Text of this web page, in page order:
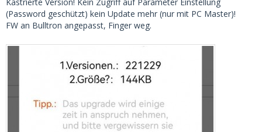
(Password geschützt) kein Update mehr (nur mit PC Master)!
FW an Bulltron angepasst, Finger weg.